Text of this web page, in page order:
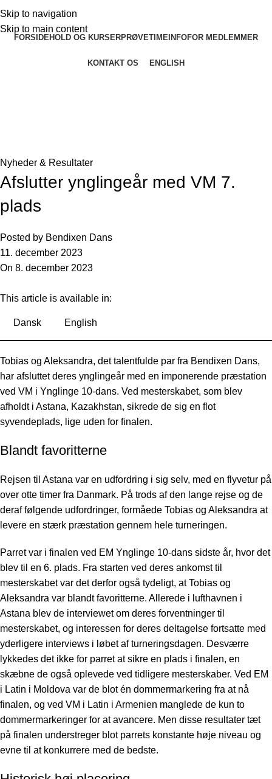
Skip to navigation
Skip to main content
FORSIDE HOLD OG KURSERPRØVETIME INFOFOR MEDLEMMER
KONTAKT OS ENGLISH
Nyheder & Resultater
Afslutter ynglingeår med VM 7.
plads
Posted by Bendixen Dans
11. december 2023
On 8. december 2023
This article is available in:
Dansk English
Tobias og Aleksandra, det talentfulde par fra Bendixen Dans,
har afsluttet deres ynglingeår med en imponerende præstation
ved VM i Ynglinge 10-dans. Ved mesterskabet, som blev
afholdt i Astana, Kazakhstan, sikrede de sig en flot
syvendeplads, lige uden for finalen.
Blandt favoritterne
Rejsen til Astana var en udfordring i sig selv, med en flyvetur på
over otte timer fra Danmark. På trods af den lange rejse og de
deraf følgende udfordringer, formåede Tobias og Aleksandra at
levere en stærk præstation gennem hele turneringen.
Parret var i finalen ved EM Ynglinge 10-dans sidste år, hvor det
blev til en 6. plads. Fra starten ved deres ankomst til
mesterskabet var det derfor også tydeligt, at Tobias og
Aleksandra var blandt favoritterne. Allerede i lufthavnen i
Astana blev de interviewet om deres forventninger til
mesterskabet, og interessen for deres deltagelse fortsatte med
yderligere interviews i løbet af turneringsdagen. Desværre
lykkedes det ikke for parret at sikre en plads i finalen, en
skæbne de også oplevede ved tidligere mesterskaber. Ved EM
i Latin i Moldova var de blot én dommermarkering fra at nå
finalen, og ved VM i Latin i Armenien manglede de kun to
dommermarkeringer for at avancere. Men disse resultater tæt
på finalen understreger blot parrets konstante høje niveau og
evne til at konkurrere med de bedste.